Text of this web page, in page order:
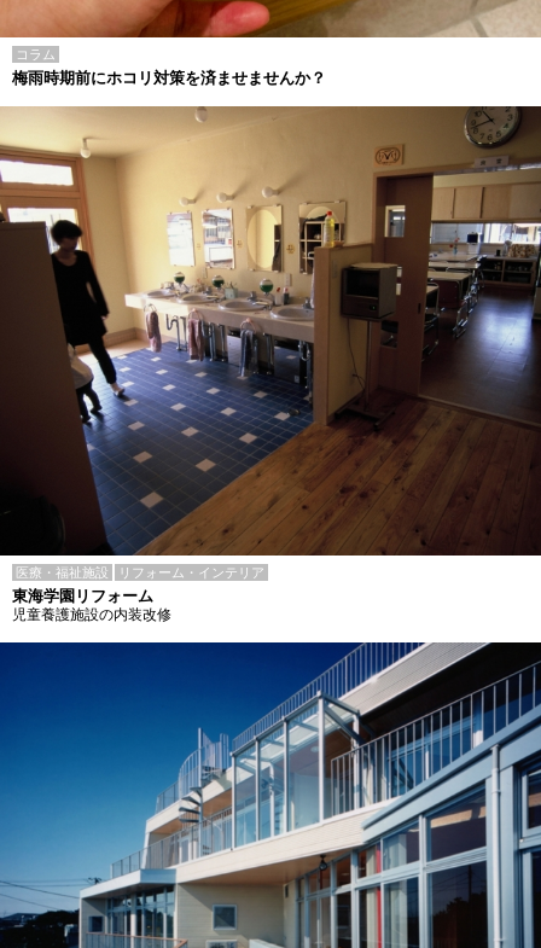
コラム
梅雨時期前にホコリ対策を済ませませんか？
医療・福祉施設 リフォーム・インテリア
東海学園リフォーム
児童養護施設の内装改修